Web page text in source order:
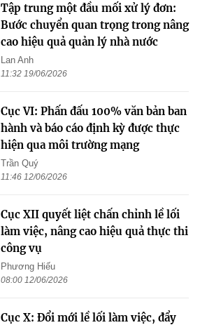
Tập trung một đầu mối xử lý đơn:
Bước chuyển quan trọng trong nâng
cao hiệu quả quản lý nhà nước
Lan Anh
11:32 19/06/2026
Cục VI: Phấn đấu 100% văn bản ban
hành và báo cáo định kỳ được thực
hiện qua môi trường mạng
Trần Quý
11:46 12/06/2026
Cục XII quyết liệt chấn chỉnh lề lối
làm việc, nâng cao hiệu quả thực thi
công vụ
Phương Hiếu
08:00 12/06/2026
Cục X: Đổi mới lề lối làm việc, đẩy